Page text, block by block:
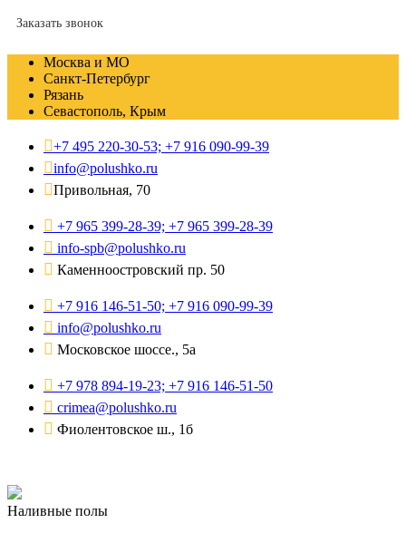
Заказать звонок
Москва и МО
Санкт-Петербург
Рязань
Севастополь, Крым
+7 495 220-30-53; +7 916 090-99-39
info@polushko.ru
Привольная, 70
+7 965 399-28-39; +7 965 399-28-39
info-spb@polushko.ru
Каменноостровский пр. 50
+7 916 146-51-50; +7 916 090-99-39
info@polushko.ru
Московское шоссе., 5а
+7 978 894-19-23; +7 916 146-51-50
crimea@polushko.ru
Фиолентовское ш., 1б
Наливные полы